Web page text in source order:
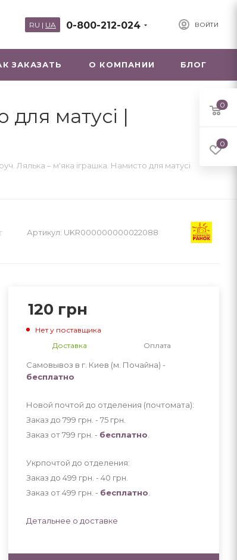
ВОЙТИ
0-800-212-024
RU | UA
ЗАКАЗАТЬ О КОМПАНИИ БЛОГ
матусі |
Лялька – м'яка іграшка. Намисто для матусі
Артикул: UKR000000000022088
120 грн
Нет у поставщика
Доставка
Оплата
Самовывоз в г. Киев (м. Почайна) -
бесплатно
Новой почтой до отделения (почтомата):
Заказ до 799 грн. - 75 грн
Заказ от 799 грн. - бесплатно
Укрпочтой до отделения:
Заказ до 499 грн. - 40 грн
Заказ от 499 грн. - бесплатно
Детальнее о доставке
0
0